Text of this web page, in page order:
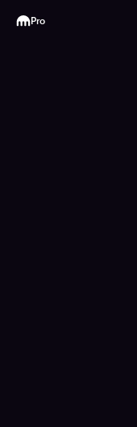
Kraken
Pro